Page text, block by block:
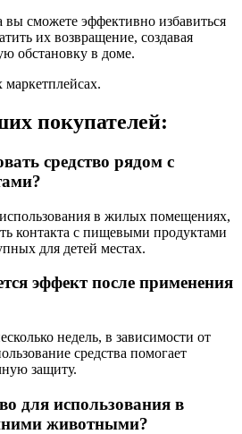
сможете эффективно избавиться
их возвращение, создавая
обстановку в доме.
покупателей:
средство рядом с
в жилых помещениях,
контакта с пищевыми продуктами
для детей местах.
эффект после применения
недель, в зависимости от
средства помогает
защиту.
для использования в
животными?